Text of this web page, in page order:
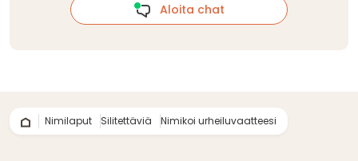
Aloita chat
Nimilaput Silitettäviä Nimikoi urheiluvaatteesi